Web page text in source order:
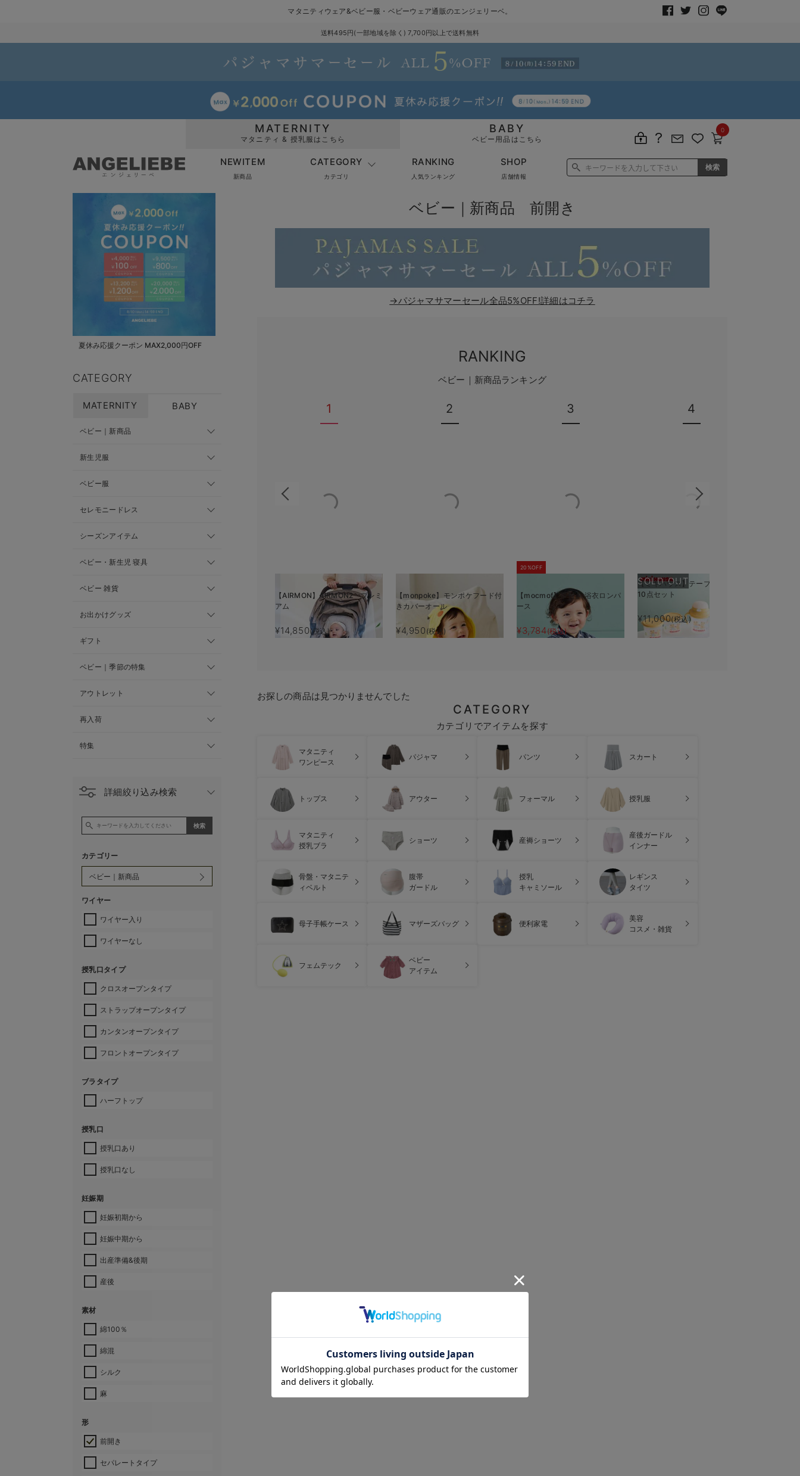
マタニティウェア&ベビー服・ベビーウェア通販のエンジェリーベ。
送料495円(一部地域を除く) 7,700円以上で送料無料
MATERNITY
マタニティ & 授乳服はこちら
BABY
ベビー用品はこちら
0
NEWITEM
新商品
CATEGORY
カテゴリ
RANKING
人気ランキング
SHOP
店舗情報
夏休み応援クーポン MAX2,000円OFF
CATEGORY
MATERNITY BABY
ベビー｜新商品
新生児服
ベビー服
セレモニードレス
シーズンアイテム
ベビー・新生児 寝具
ベビー 雑貨
お出かけグッズ
ギフト
ベビー｜季節の特集
アウトレット
再入荷
特集
詳細絞り込み検索
カテゴリー
ワイヤー
ワイヤー入り
ワイヤーなし
授乳口タイプ
クロスオープンタイプ
ストラップオープンタイプ
カンタンオープンタイプ
フロントオープンタイプ
ブラタイプ
ハーフトップ
授乳口
授乳口あり
授乳口なし
妊娠期
妊娠初期から
妊娠中期から
出産準備&後期
産後
素材
綿100％
綿混
シルク
麻
形
前開き
セパレートタイプ
ベビー｜新商品 前開き
→パジャマサマーセール全品5%OFF!詳細はコチラ
RANKING
ベビー｜新商品ランキング
1
【AIRMON】AIRMON2 プレミ
アム
¥14,850(税込)
2
【monpoke】モンポケフード付
きカバーオール
¥4,950 (税込)
3
20%OFF
【mocmof】帯付き 浴衣ロンパ
ース
¥3,784(税込)
4
SOLD OUT
【ミキハウス】テーブルウェア
10点セット
¥11,000(税込)
お探しの商品は見つかりませんでした
CATEGORY
カテゴリでアイテムを探す
マタニティ
ワンピース
パジャマ パンツ スカート
トップス アウター フォーマル 授乳服
マタニティ
授乳ブラ
ショーツ 産褥ショーツ
産後ガードル
インナー
骨盤・マタニテ
ィベルト
腹帯
ガードル
授乳
キャミソール
レギンス
タイツ
母子手帳ケース マザーズバッグ 便利家電
美容
コスメ・雑貨
フェムテック
ベビー
アイテム
お気に入り商品を確認する